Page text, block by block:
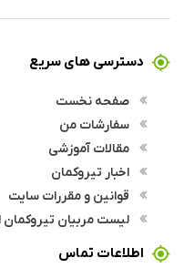
دسترسی های سریع
صفحه نخست
سفارشات من
مقالات آموزشی
اخبار تیروکمان
قوانین و مقررات سایت
لیست مربیان تیروکمان
اطلاعات تماس